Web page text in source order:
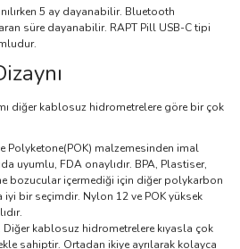
5 ay dayanabilir. Bluetooth
süre dayanabilir. RAPT Pill USB-C tipi
diğer kablosuz hidrometrelere göre bir çok
Polyketone(POK) malzemesinden imal
uyumlu, FDA onaylıdır. BPA, Plastiser,
bozucular içermediği için diğer polykarbon
bir seçimdir. Nylon 12 ve POK yüksek
kablosuz hidrometrelere kıyasla çok
sahiptir. Ortadan ikiye ayrılarak kolayca